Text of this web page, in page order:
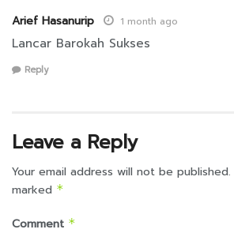
Arief Hasanurip 1 month ago
Lancar Barokah Sukses
Reply
Leave a Reply
Your email address will not be published.
marked *
Comment *